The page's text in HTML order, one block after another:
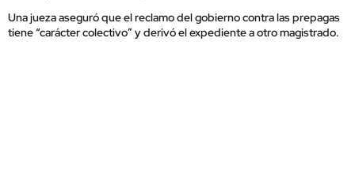
Una jueza aseguró que el reclamo del gobierno contra las prepagas
tiene “carácter colectivo” y derivó el expediente a otro magistrado.